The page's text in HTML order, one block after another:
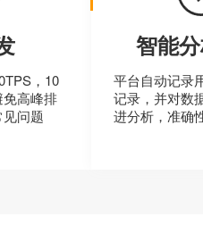
，10
高峰排
问题
智能
平台自动记录
记录，并对数
进分析，准确